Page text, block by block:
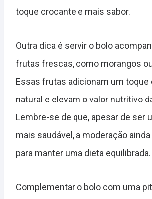
toque crocante e mais sabor.
Outra dica é servir o bolo
frutas frescas, como morangos
Essas frutas adicionam um toque
natural e elevam o valor nutritivo
Lembre-se de que, apesar de ser
mais saudável, a moderação ainda
para manter uma dieta equilibrada.
Complementar o bolo com uma